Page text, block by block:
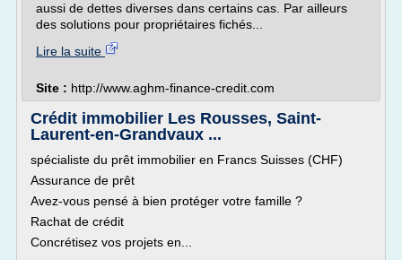
aussi de dettes diverses dans certains cas. Par ailleurs
des solutions pour propriétaires fichés...
Lire la suite
Site : http://www.aghm-finance-credit.com
Crédit immobilier Les Rousses, Saint-
Laurent-en-Grandvaux ...
spécialiste du prêt immobilier en Francs Suisses (CHF)
Assurance de prêt
Avez-vous pensé à bien protéger votre famille ?
Rachat de crédit
Concrétisez vos projets en...